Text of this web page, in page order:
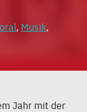
, Musik,
Jahr mit der